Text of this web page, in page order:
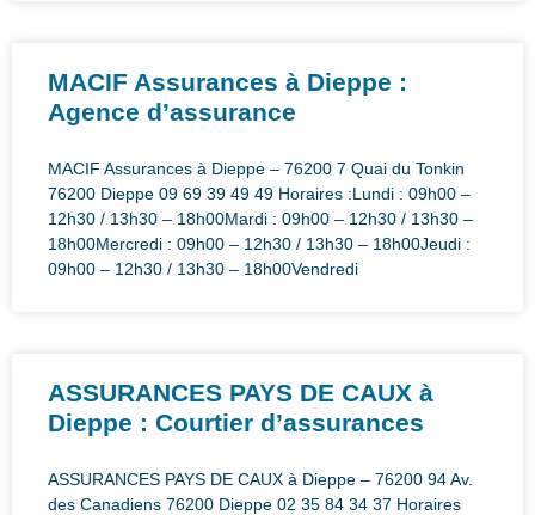
MACIF Assurances à Dieppe :
Agence d’assurance
MACIF Assurances à Dieppe – 76200 7 Quai du Tonkin
76200 Dieppe 09 69 39 49 49 Horaires :Lundi : 09h00 –
12h30 / 13h30 – 18h00Mardi : 09h00 – 12h30 / 13h30 –
18h00Mercredi : 09h00 – 12h30 / 13h30 – 18h00Jeudi :
09h00 – 12h30 / 13h30 – 18h00Vendredi
ASSURANCES PAYS DE CAUX à
Dieppe : Courtier d’assurances
ASSURANCES PAYS DE CAUX à Dieppe – 76200 94 Av.
des Canadiens 76200 Dieppe 02 35 84 34 37 Horaires